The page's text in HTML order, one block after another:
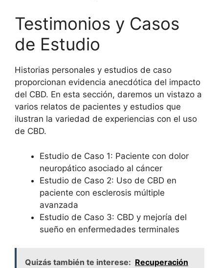
Testimonios y Casos
de Estudio
Historias personales y estudios de caso
proporcionan evidencia anecdótica del impacto
del CBD. En esta sección, daremos un vistazo a
varios relatos de pacientes y estudios que
ilustran la variedad de experiencias con el uso
de CBD.
Estudio de Caso 1: Paciente con dolor
neuropático asociado al cáncer
Estudio de Caso 2: Uso de CBD en
paciente con esclerosis múltiple
avanzada
Estudio de Caso 3: CBD y mejoría del
sueño en enfermedades terminales
Quizás también te interese: Recuperación